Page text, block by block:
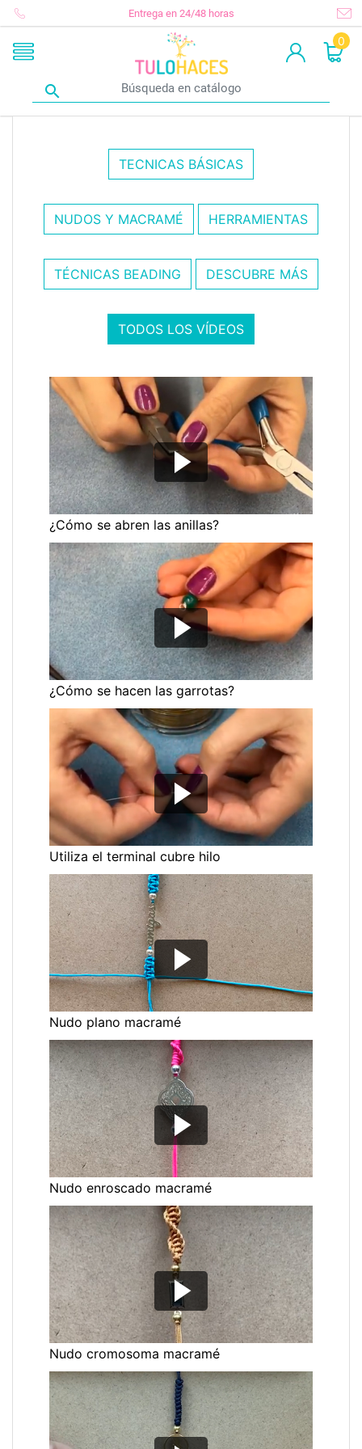
Entrega en 24/48 horas
0

TECNICAS BÁSICAS
NUDOS Y MACRAMÉ HERRAMIENTAS
TÉCNICAS BEADING DESCUBRE MÁS
TODOS LOS VÍDEOS
¿Cómo se abren las anillas?
¿Cómo se hacen las garrotas?
Utiliza el terminal cubre hilo
Nudo plano macramé
Nudo enroscado macramé
Nudo cromosoma macramé